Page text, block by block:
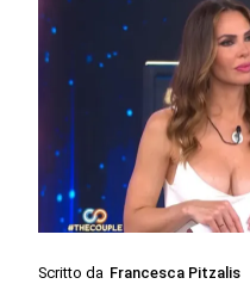
Scritto da Francesca Pitzalis